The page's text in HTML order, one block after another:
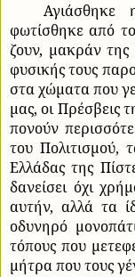
φωτίσθηκε από
ζουν, μακράν της
φυσικής τους
στα χώματα που
μας, οι Πρέσβεις
πονούν
του Πολιτισμού,
Ελλάδας της
δανείσει όχι
αυτήν, αλλά τα
οδυνηρό
τόπους που
μήτρα που τους